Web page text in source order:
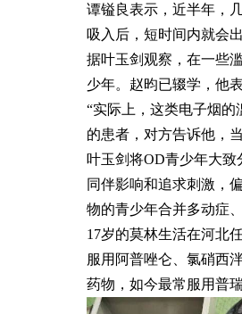
谭镒良表示，近半年，
吸入后，短时间内就会
据叶玉剑观察，在一些
少年。赵昀已辍学，他
“实际上，这类电子烟
的患者，对方告诉他，
叶玉剑将OD青少年大致
同伴影响和追求刺激，
物的青少年合并多动症
17岁的莫林生活在河北
服用阿普唑仑、氯硝西
药物，如今最常服用普